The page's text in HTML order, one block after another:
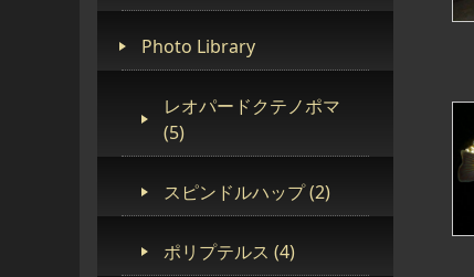
Photo Library
レオパードクテノポマ
(5)
スピンドルハップ (2)
ポリプテルス (4)